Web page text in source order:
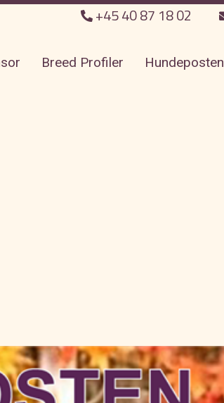
+45 40 87 18 02
Breed Profiler Hundeposten